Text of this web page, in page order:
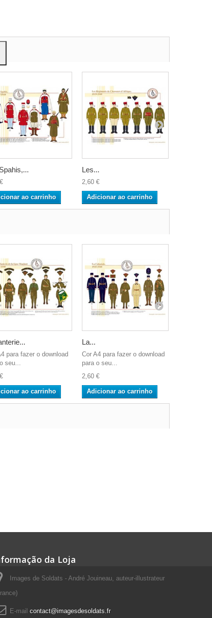
ao carrinho
Les...
2,60 €
Adicionar ao carrinho
para fazer o download
seu...
ao carrinho
La...
Cor A4 para fazer o download
para o seu...
2,60 €
Adicionar ao carrinho
da Loja
Images de Soldats - André Jouineau, auteur-illustrateur
E-mail contact@imagesdesoldats.fr